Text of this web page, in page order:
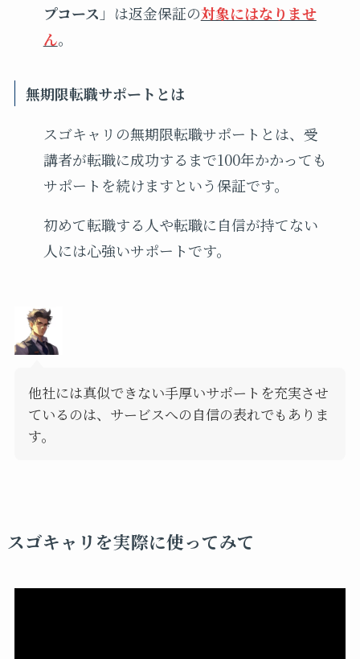
プコース 」は返金保証の対象にはなりませ
ん。
無期限転職サポートとは
スゴキャリの無期限転職サポートとは、受
講者が転職に成功するまで100年かかっても
サポートを続けますという保証です。
初めて転職する人や転職に自信が持てない
人には心強いサポートです。
他社には真似できない手厚いサポートを充実させ
ているのは、サービスへの自信の表れでもありま
す。
スゴキャリを実際に使ってみて